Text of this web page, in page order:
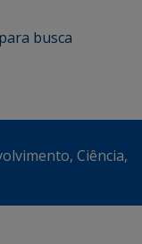
busca
Ciência,